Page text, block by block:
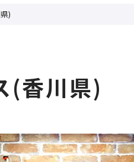
)
(香川県)